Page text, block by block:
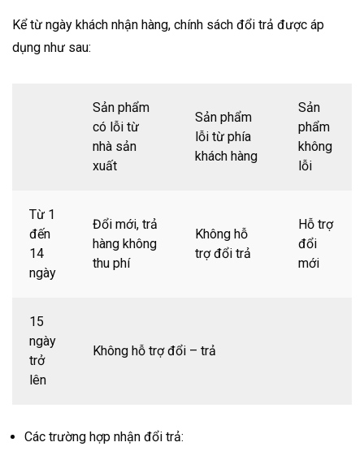
Kể từ ngày khách nhận hàng, chính sách đổi trả được áp
dụng như sau:
Sản phẩm
có lỗi từ
nhà sản
xuất
Sản phẩm
lỗi từ phía
khách hàng
Sản
phẩm
không
lỗi
Từ 1
đến
14
ngày
Đổi mới, trả
hàng không
thu phí
Không hỗ
trợ đổi trả
Hỗ trợ
đổi
mới
15
ngày
trở
lên
Không hỗ trợ đổi – trả
Các trường hợp nhận đổi trả: